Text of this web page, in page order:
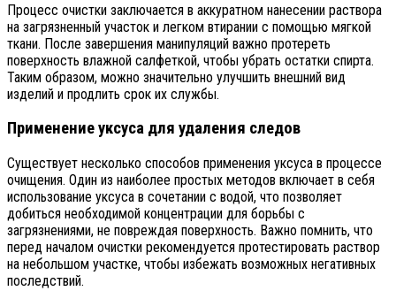
Процесс очистки заключается в аккуратном нанесении раствора
на загрязненный участок и легком втирании с помощью мягкой
ткани. После завершения манипуляций важно протереть
поверхность влажной салфеткой, чтобы убрать остатки спирта.
Таким образом, можно значительно улучшить внешний вид
изделий и продлить срок их службы.
Применение уксуса для удаления следов
Существует несколько способов применения уксуса в процессе
очищения. Один из наиболее простых методов включает в себя
использование уксуса в сочетании с водой, что позволяет
добиться необходимой концентрации для борьбы с
загрязнениями, не повреждая поверхность. Важно помнить, что
перед началом очистки рекомендуется протестировать раствор
на небольшом участке, чтобы избежать возможных негативных
последствий.